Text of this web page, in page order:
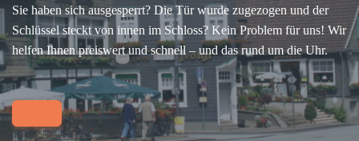
Sie haben sich ausgesperrt? Die Tür wurde zugezogen und der
Schlüssel steckt von innen im Schloss? Kein Problem für uns! Wir
helfen Ihnen preiswert und schnell – und das rund um die Uhr.